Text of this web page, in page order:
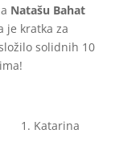
Natašu Bahat
je kratka za
solidnih 10
Katarina